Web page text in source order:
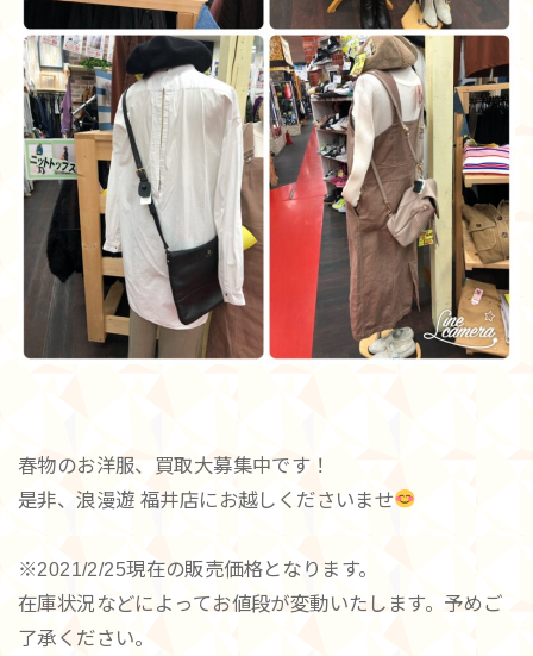
春物のお洋服、買取大募集中です！
是非、浪漫遊 福井店にお越しくださいませ
※2021/2/25現在の販売価格となります。
在庫状況などによってお値段が変動いたします。予めご
了承ください。